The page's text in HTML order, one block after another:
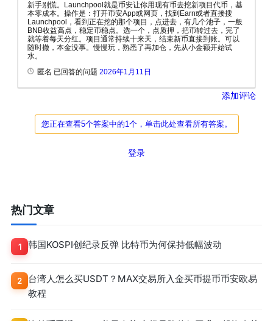
新手别慌。Launchpool就是币安让你用现有币去挖新项目代币，基
本零成本。操作是：打开币安App或网页，找到Earn或者直接搜
Launchpool，看到正在挖的那个项目，点进去，有几个池子，一般
BNB收益高点，稳定币稳点。选一个，点质押，把币转过去，完了
就等着每天分红。项目通常持续十来天，结束新币直接到账。可以
随时撤，本金没事。慢慢玩，熟悉了再加仓，先从小金额开始试
水。
匿名 已回答的问题 2026年1月11日
添加评论
您正在查看5个答案中的1个，单击此处查看所有答案。
登录
热门文章
1 韩国KOSPI创纪录反弹 比特币为何保持低幅波动
2
台湾人怎么买USDT？MAX交易所入金买币提币币安欧易
教程